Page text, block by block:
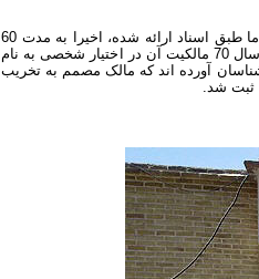
کارشناسان سازمان میراث فرهنگی در پرونده ثبتی این خانه آورده اند که مالک اولیه بنا مشخص نیست اما طبق اسناد ارائه شده، اخیرا به مدت 60
سال در اختیار سرهنگ ایرج، از سرداران دوره پهلوی اول و دوم، خانواده و ورثه آن بوده است تا آنکه در سال 70 مالکیت آن در اختیار شخصی به نام
خانه، کارشناسان آورده اند که مالک مصمم به تخریب